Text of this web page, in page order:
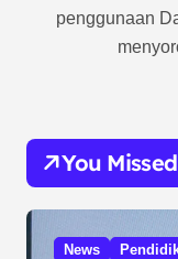
penggunaan
You Missed
News